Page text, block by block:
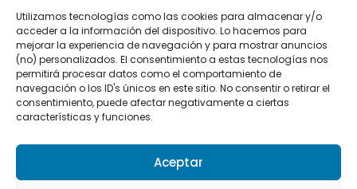
Utilizamos tecnologías como las cookies para almacenar y/o
acceder a la información del dispositivo. Lo hacemos para
mejorar la experiencia de navegación y para mostrar anuncios
(no) personalizados. El consentimiento a estas tecnologías nos
permitirá procesar datos como el comportamiento de
navegación o los ID's únicos en este sitio. No consentir o retirar el
consentimiento, puede afectar negativamente a ciertas
características y funciones.
Aceptar
+34 662 342 177
info@vkssport.com
SÍGUENOS
Política de privacidad
Política de cookies